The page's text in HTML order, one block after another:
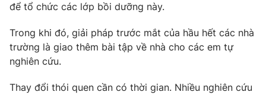
để tổ chức các lớp bồi dưỡng này.
Trong khi đó, giải pháp trước mắt của hầu hết các nhà
trường là giao thêm bài tập về nhà cho các em tự
nghiên cứu.
Thay đổi thói quen cần có thời gian. Nhiều nghiên cứu